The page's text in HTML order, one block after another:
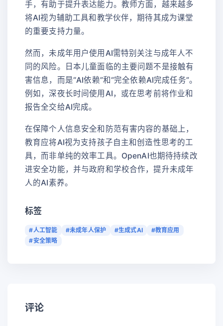
手，有助于提升表达能力。教师方面，越来越多
将AI视为辅助工具和教学伙伴，期待其成为课堂
的重要支持力量。
然而，未成年用户使用AI需特别关注与成年人不
同的风险。日本儿童面临的主要问题不是接触有
害信息，而是“AI依赖”和“完全依赖AI完成任务”。
例如，深夜长时间使用AI，或在思考前将作业和
报告全交给AI完成。
在保障个人信息安全和防范有害内容的基础上，
教育应将AI视为支持孩子自主和创造性思考的工
具，而非单纯的效率工具。OpenAI也期待持续改
进安全功能，并与政府和学校合作，提升未成年
人的AI素养。
标签
#人工智能 #未成年人保护 #生成式AI
#教育应用
#安全策略
评论